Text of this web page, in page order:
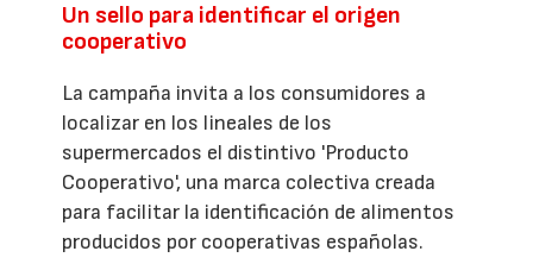
Un sello para identificar el origen
cooperativo
La campaña invita a los consumidores a
localizar en los lineales de los
supermercados el distintivo 'Producto
Cooperativo', una marca colectiva creada
para facilitar la identificación de alimentos
producidos por cooperativas españolas.